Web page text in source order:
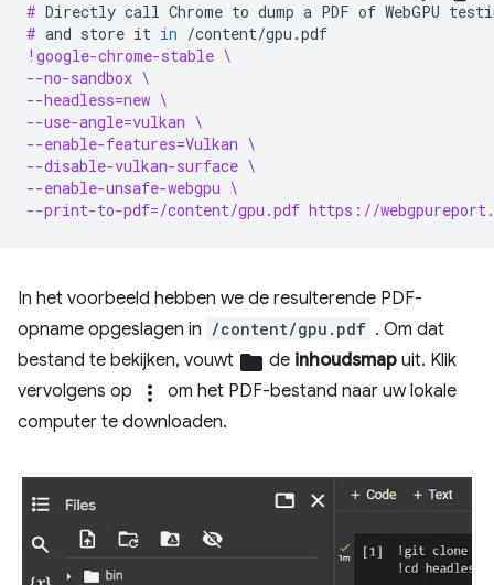
# Directly call Chrome to dump a PDF of WebGPU
# and store it in
!google-chrome-stable \
--no-sandbox \
--headless=new \
--use-angle=vulkan \
--enable-features=Vulkan \
--disable-vulkan-surface \
--enable-unsafe-webgpu \
--print-to-pdf=/content/gpu.pdf https://
In het voorbeeld hebben we de resulterende PDF-
opname opgeslagen in /content/gpu.pdf . Om dat
bestand te bekijken, vouwt folder de inhoudsmap uit. Klik
vervolgens op
more_vert
om het PDF-bestand naar uw lokale
computer te downloaden.